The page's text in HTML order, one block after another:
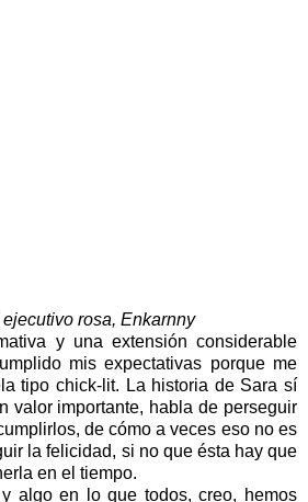
rosa, Enkarnny
y una extensión considerable
mis expectativas porque me
tipo chick-lit. La historia de Sara sí
valor importante, habla de perseguir
de cómo a veces eso no es
la felicidad, si no que ésta hay que
en el tiempo.
algo en lo que todos, creo, hemos